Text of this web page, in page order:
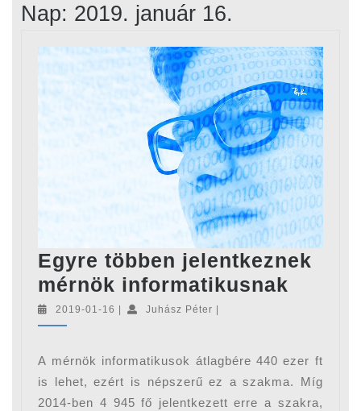
Nap: 2019. január 16.
Egyre többen jelentkeznek
mérnök informatikusnak
2019-01-16 2019-
Juhász Péter Juhász
A mérnök informatikusok átlagbére 440 ezer ft
is lehet, ezért is népszerű ez a szakma. Míg
2014-ben 4 945 fő jelentkezett erre a szakra,